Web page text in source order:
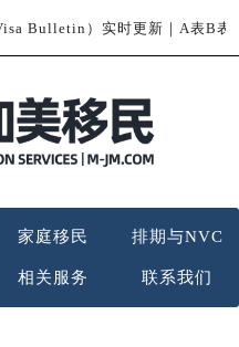
Bulletin）实时更新｜A表B表
家庭移民 排期与NVC
相关服务 联系我们